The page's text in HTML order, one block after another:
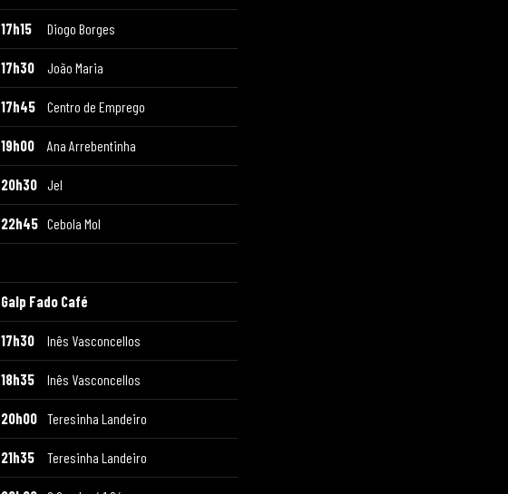
17h15 Diogo Borges
17h30 João Maria
17h45 Centro de Emprego
19h00 Ana Arrebentinha
20h30 Jel
22h45 Cebola Mol
Galp Fado Café
17h30 Inês Vasconcellos
18h35 Inês Vasconcellos
20h00 Teresinha Landeiro
21h35 Teresinha Landeiro